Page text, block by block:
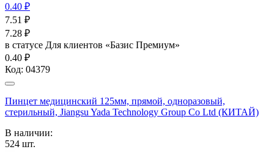
0.40 ₽
7.51 ₽
7.28 ₽
в статусе Для клиентов «Базис Премиум»
0.40 ₽
Код: 04379
Пинцет медицинский 125мм, прямой, одноразовый,
стерильный, Jiangsu Yada Technology Group Co Ltd (КИТАЙ)
В наличии:
524 шт.